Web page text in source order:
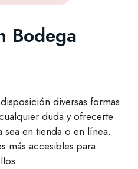
Bodega
diversas formas
duda y ofrecerte
en tienda o en línea.
más accesibles para